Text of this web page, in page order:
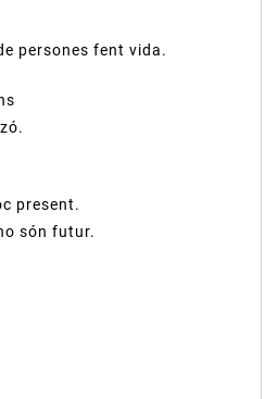
persones fent vida.
present.
són futur.